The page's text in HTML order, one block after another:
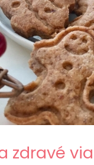
zdravé